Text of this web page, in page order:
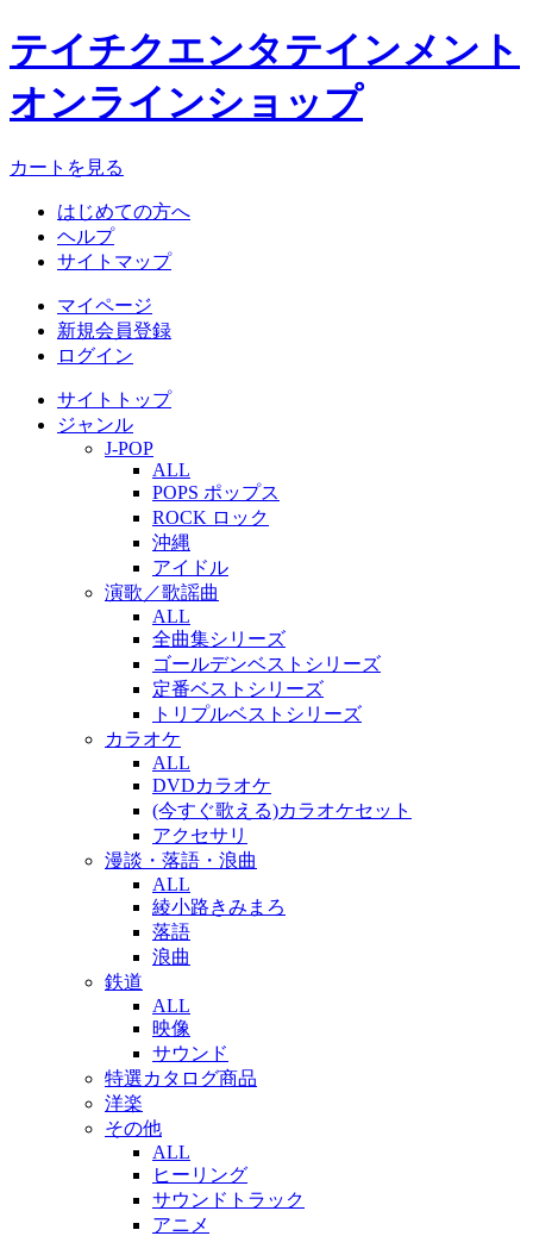
テイチクエンタテインメント
オンラインショップ
カートを見る
はじめての方へ
ヘルプ
サイトマップ
マイページ
新規会員登録
ログイン
サイトトップ
ジャンル
J-POP
ALL
POPS ポップス
ROCK ロック
沖縄
アイドル
演歌／歌謡曲
ALL
全曲集シリーズ
ゴールデンベストシリーズ
定番ベストシリーズ
トリプルベストシリーズ
カラオケ
ALL
DVDカラオケ
(今すぐ歌える)カラオケセット
アクセサリ
漫談・落語・浪曲
ALL
綾小路きみまろ
落語
浪曲
鉄道
ALL
映像
サウンド
特選カタログ商品
洋楽
その他
ALL
ヒーリング
サウンドトラック
アニメ